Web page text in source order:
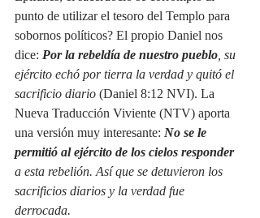
punto de utilizar el tesoro del Templo para
sobornos políticos? El propio Daniel nos
dice: Por la rebeldía de nuestro pueblo , su
ejército echó por tierra la verdad y quitó el
sacrificio diario (Daniel 8:12 NVI). La
Nueva Traducción Viviente (NTV) aporta
una versión muy interesante: No se le
permitió al ejército de los cielos responder
a esta rebelión. Así que se detuvieron los
sacrificios diarios y la verdad fue
derrocada.